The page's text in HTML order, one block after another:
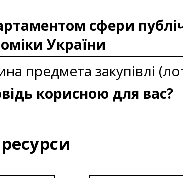
сфери
України
предмета закупівлі
корисною для вас?